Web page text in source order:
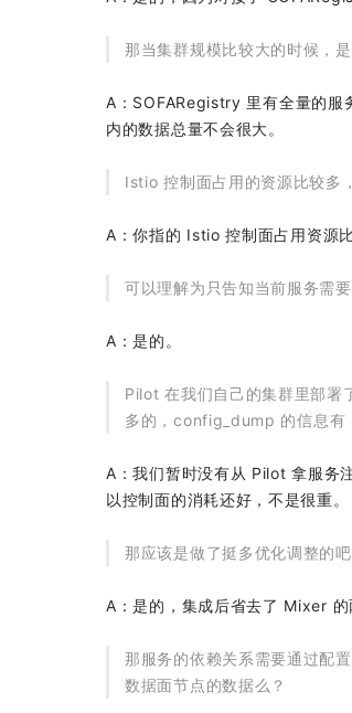
那当集群规模比较大的时候，
A：SOFARegistry 里有全量的服
内的数据总量不会很大。
Istio 控制面占用的资源比较多
A：你指的 Istio 控制面占用资源
可以理解为只告知当前服务需
A：是的。
Pilot 在我们自己的集群里部
多的，config_dump 的信息有
A：我们暂时没有从 Pilot 拿服务
以控制面的消耗还好，不是很重。
那应该是做了挺多优化调整的吧
A：是的，集成后省去了 Mixer
那服务的依赖关系需要通过配
数据面节点的数据么？